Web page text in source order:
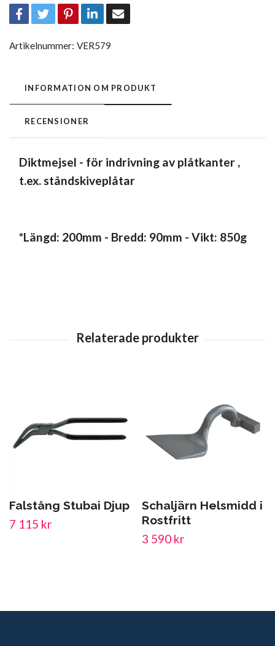
Artikelnummer: VER579
INFORMATION OM PRODUKT
RECENSIONER
Diktmejsel - för indrivning av plåtkanter ,
t.ex. ståndskiveplåtar
*Längd: 200mm - Bredd: 90mm - Vikt: 850g
Falstång Stubai Djup
7 115 kr
Schaljärn Helsmidd i
Rostfritt
3 590 kr